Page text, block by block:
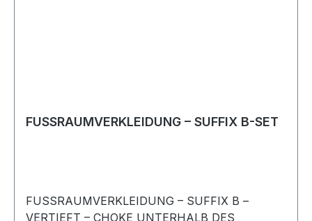
FUSSRAUMVERKLEIDUNG – SUFFIX B-SET
FUSSRAUMVERKLEIDUNG – SUFFIX B –
VERTIEFT – CHOKE UNTERHALB DES